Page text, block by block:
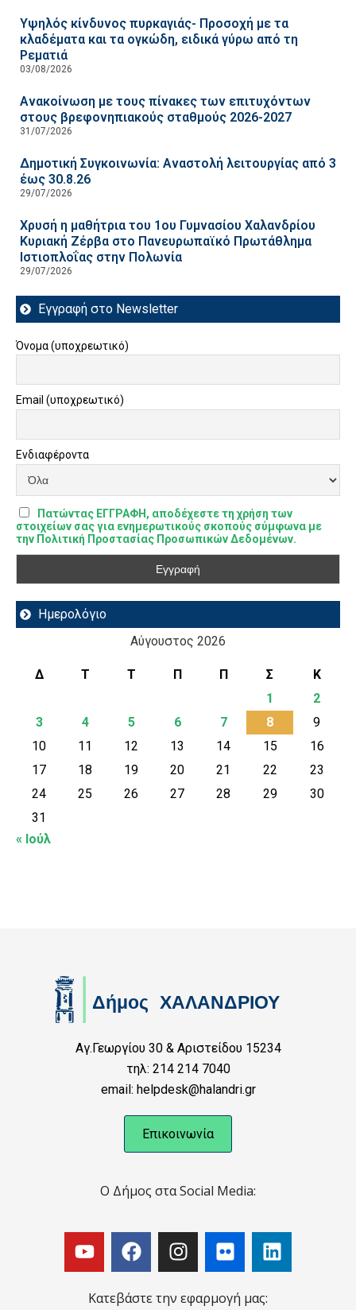
Υψηλός κίνδυνος πυρκαγιάς- Προσοχή με τα
κλαδέματα και τα ογκώδη, ειδικά γύρω από τη
Ρεματιά
03/08/2026
Ανακοίνωση με τους πίνακες των επιτυχόντων
στους βρεφονηπιακούς σταθμούς 2026-2027
31/07/2026
Δημοτική Συγκοινωνία: Αναστολή λειτουργίας από 3
έως 30.8.26
29/07/2026
Χρυσή η μαθήτρια του 1ου Γυμνασίου Χαλανδρίου
Κυριακή Ζέρβα στο Πανευρωπαϊκό Πρωτάθλημα
Ιστιοπλοΐας στην Πολωνία
29/07/2026
Εγγραφή στο Newsletter
Όνομα (υποχρεωτικό)
Email (υποχρεωτικό)
Ενδιαφέροντα
Πατώντας ΕΓΓΡΑΦΗ, αποδέχεστε τη χρήση των
στοιχείων σας για ενημερωτικούς σκοπούς σύμφωνα με
την Πολιτική Προστασίας Προσωπικών Δεδομένων.
Ημερολόγιο
Αύγουστος 2026
Δ Τ Τ Π Π Σ
Κ
1
2
3
4 5 6 7 8
9
10
11 12 13 14 15
16
17
18 19 20 21 22
23
24
25 26 27 28 29
30
31
« Ιούλ
Αγ.Γεωργίου 30 & Αριστείδου 15234
τηλ: 214 214 7040
email: helpdesk@halandri.gr
Επικοινωνία
Ο Δήμος στα Social Media:
Κατεβάστε την εφαρμογή μας: